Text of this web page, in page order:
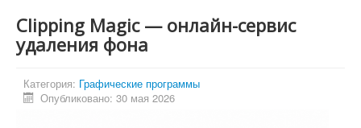
LGA 2011-3
Процессоры
Clipping Magic — онлайн-сервис
удаления фона
Категория: Графические программы
Опубликовано: 30 мая 2026